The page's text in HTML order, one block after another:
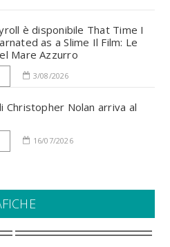
è disponibile That Time I
as a Slime Il Film: Le
Mare Azzurro
3/08/2026
Christopher Nolan arriva al
16/07/2026